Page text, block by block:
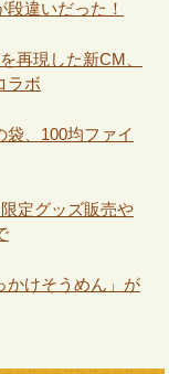
違いだった！
再現した新CM、
ラボ
、100均ファイ
定グッズ販売や
かけそうめん」が